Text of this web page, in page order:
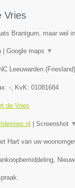
Vries
Brantgum, maar wel
| Google maps ▼
Leeuwarden(Friesland)
-, KvK: 01081684
de Vries
Screenshot ▼
Hart van uw